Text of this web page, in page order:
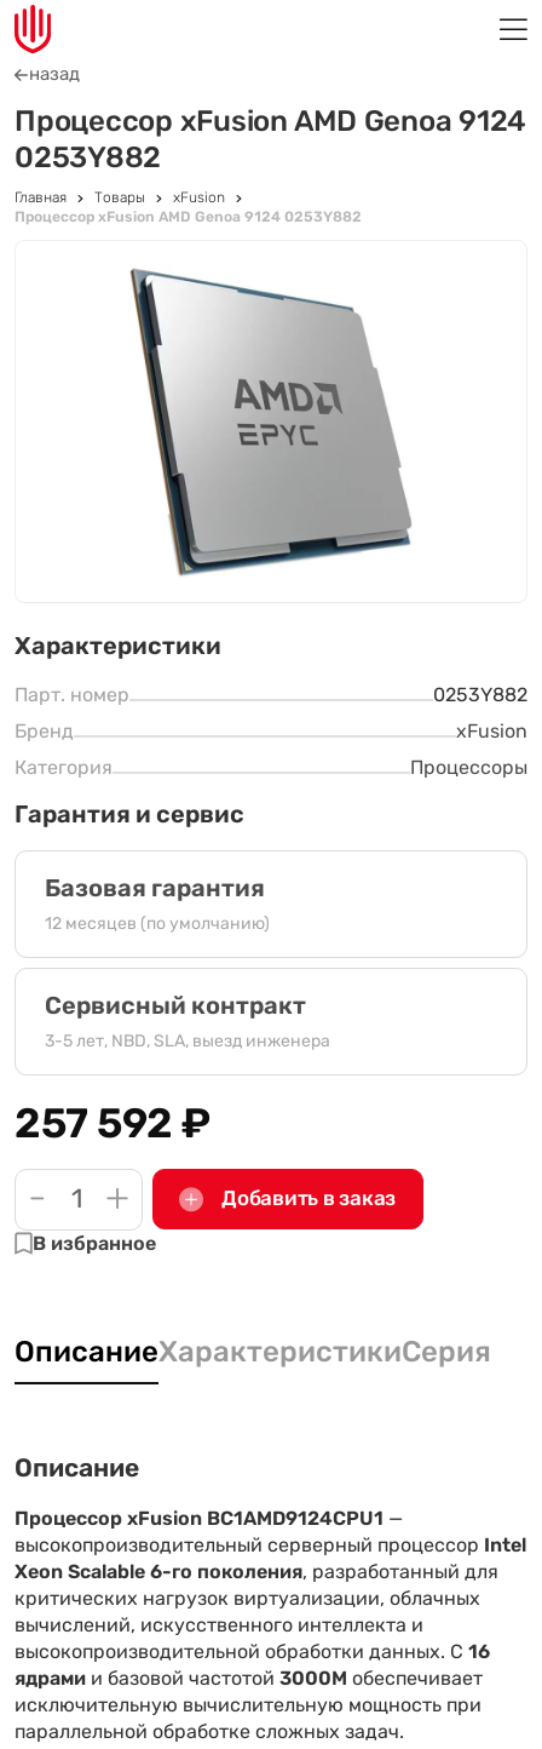
назад
Процессор xFusion AMD Genoa 9124
0253Y882
Главная Товары
xFusion
Процессор xFusion AMD Genoa 9124 0253Y882
Характеристики
Парт. номер
0253Y882
Бренд
xFusion
Категория
Процессоры
Гарантия и сервис
Базовая гарантия
12 месяцев (по умолчанию)
Сервисный контракт
3-5 лет, NBD, SLA, выезд инженера
257 592₽
- + Добавить в заказ
В избранное
ОписаниеХарактеристикиСерия
Описание
Процессор xFusion BC1AMD9124CPU1 —
высокопроизводительный серверный процессор Intel
Xeon Scalable 6-го поколения, разработанный для
критических нагрузок виртуализации, облачных
вычислений, искусственного интеллекта и
высокопроизводительной обработки данных. С 16
ядрами и базовой частотой 3000M обеспечивает
исключительную вычислительную мощность при
параллельной обработке сложных задач.